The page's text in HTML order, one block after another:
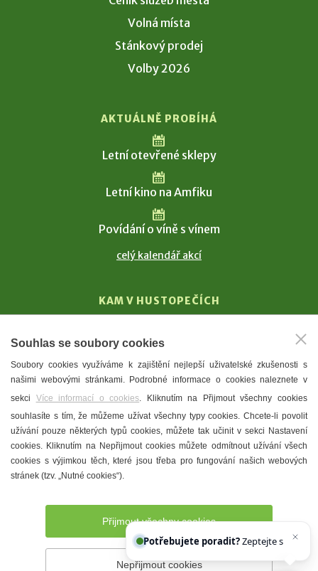
Volná místa
Stánkový prodej
Volby 2026
AKTUÁLNĚ PROBÍHÁ
Letní otevřené sklepy
Letní kino na Amfiku
Povídání o víně s vínem
celý kalendář akcí
KAM V HUSTOPEČÍCH
T. G. Masaryk
Mandloně
Ubytování
Restaurace
Městské muzeum a galerie
Denní meníčka
Prohlášení o přístupnosti Správce webu
Souhlas se soubory cookies
Soubory cookies využíváme k zajištění nejlepší uživatelské zkušenosti s
našimi webovými stránkami. Podrobné informace o cookies naleznete v
sekci Více informací o cookies. Kliknutím na Přijmout všechny cookies
souhlasíte s tím, že můžeme užívat všechny typy cookies. Chcete-li povolit
užívání pouze některých typů cookies, můžete tak učinit v sekci Nastavení
cookies. Kliknutím na Nepřijmout cookies můžete odmítnout užívání všech
cookies s výjimkou těch, které jsou třeba pro fungování našich webových
stránek (tzv. „Nutné cookies“).
Přijmout všechny cookies
Nepřijmout cookies
Potřebujete poradit?Zeptejte se našeho asis